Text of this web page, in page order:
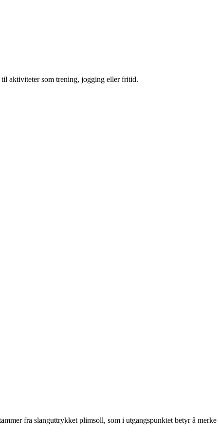
til aktiviteter som trening, jogging eller fritid.
fra slanguttrykket plimsoll, som i utgangspunktet betyr å merke